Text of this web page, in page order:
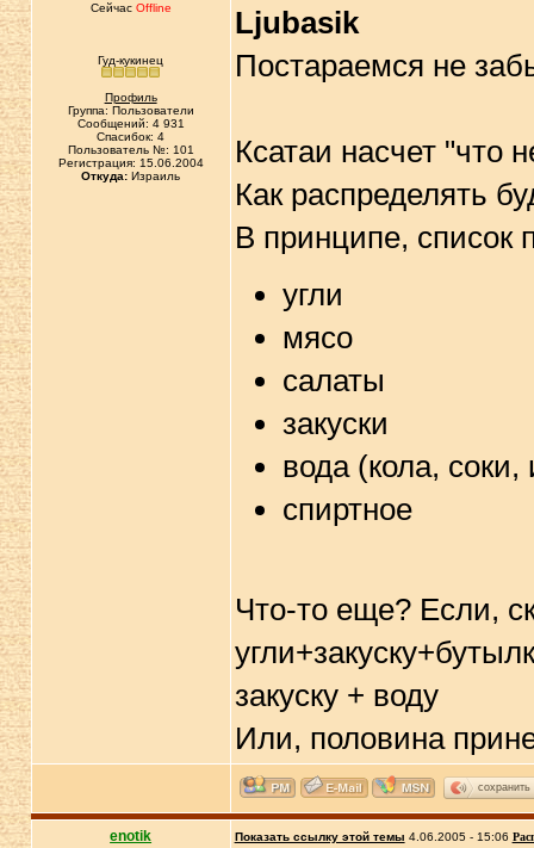
Сейчас Offline
Гуд-кукинец
Профиль
Группа: Пользователи
Сообщений: 4 931
Спасибок: 4
Пользователь №: 101
Регистрация: 15.06.2004
Откуда: Израиль
Ljubasik
Постараемся не
Ксатаи насчет "что
Как распределять
В принципе, список
угли
мясо
салаты
закуски
вода (кола, соки,
спиртное
Что-то еще? Если,
закуску + воду
Или, половина
сохранить
enotik Показать ссылку этой темы 4.06.2005 - 15:06